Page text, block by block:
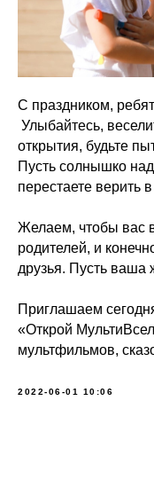
С праздником,
Улыбайтесь,
открытия, будьте
Пусть солнышко
перестаете верить
Желаем, чтобы вас
родителей, и
друзья. Пусть ваша
Приглашаем
«Открой
мультфильмов,
2022-06-01 10:06